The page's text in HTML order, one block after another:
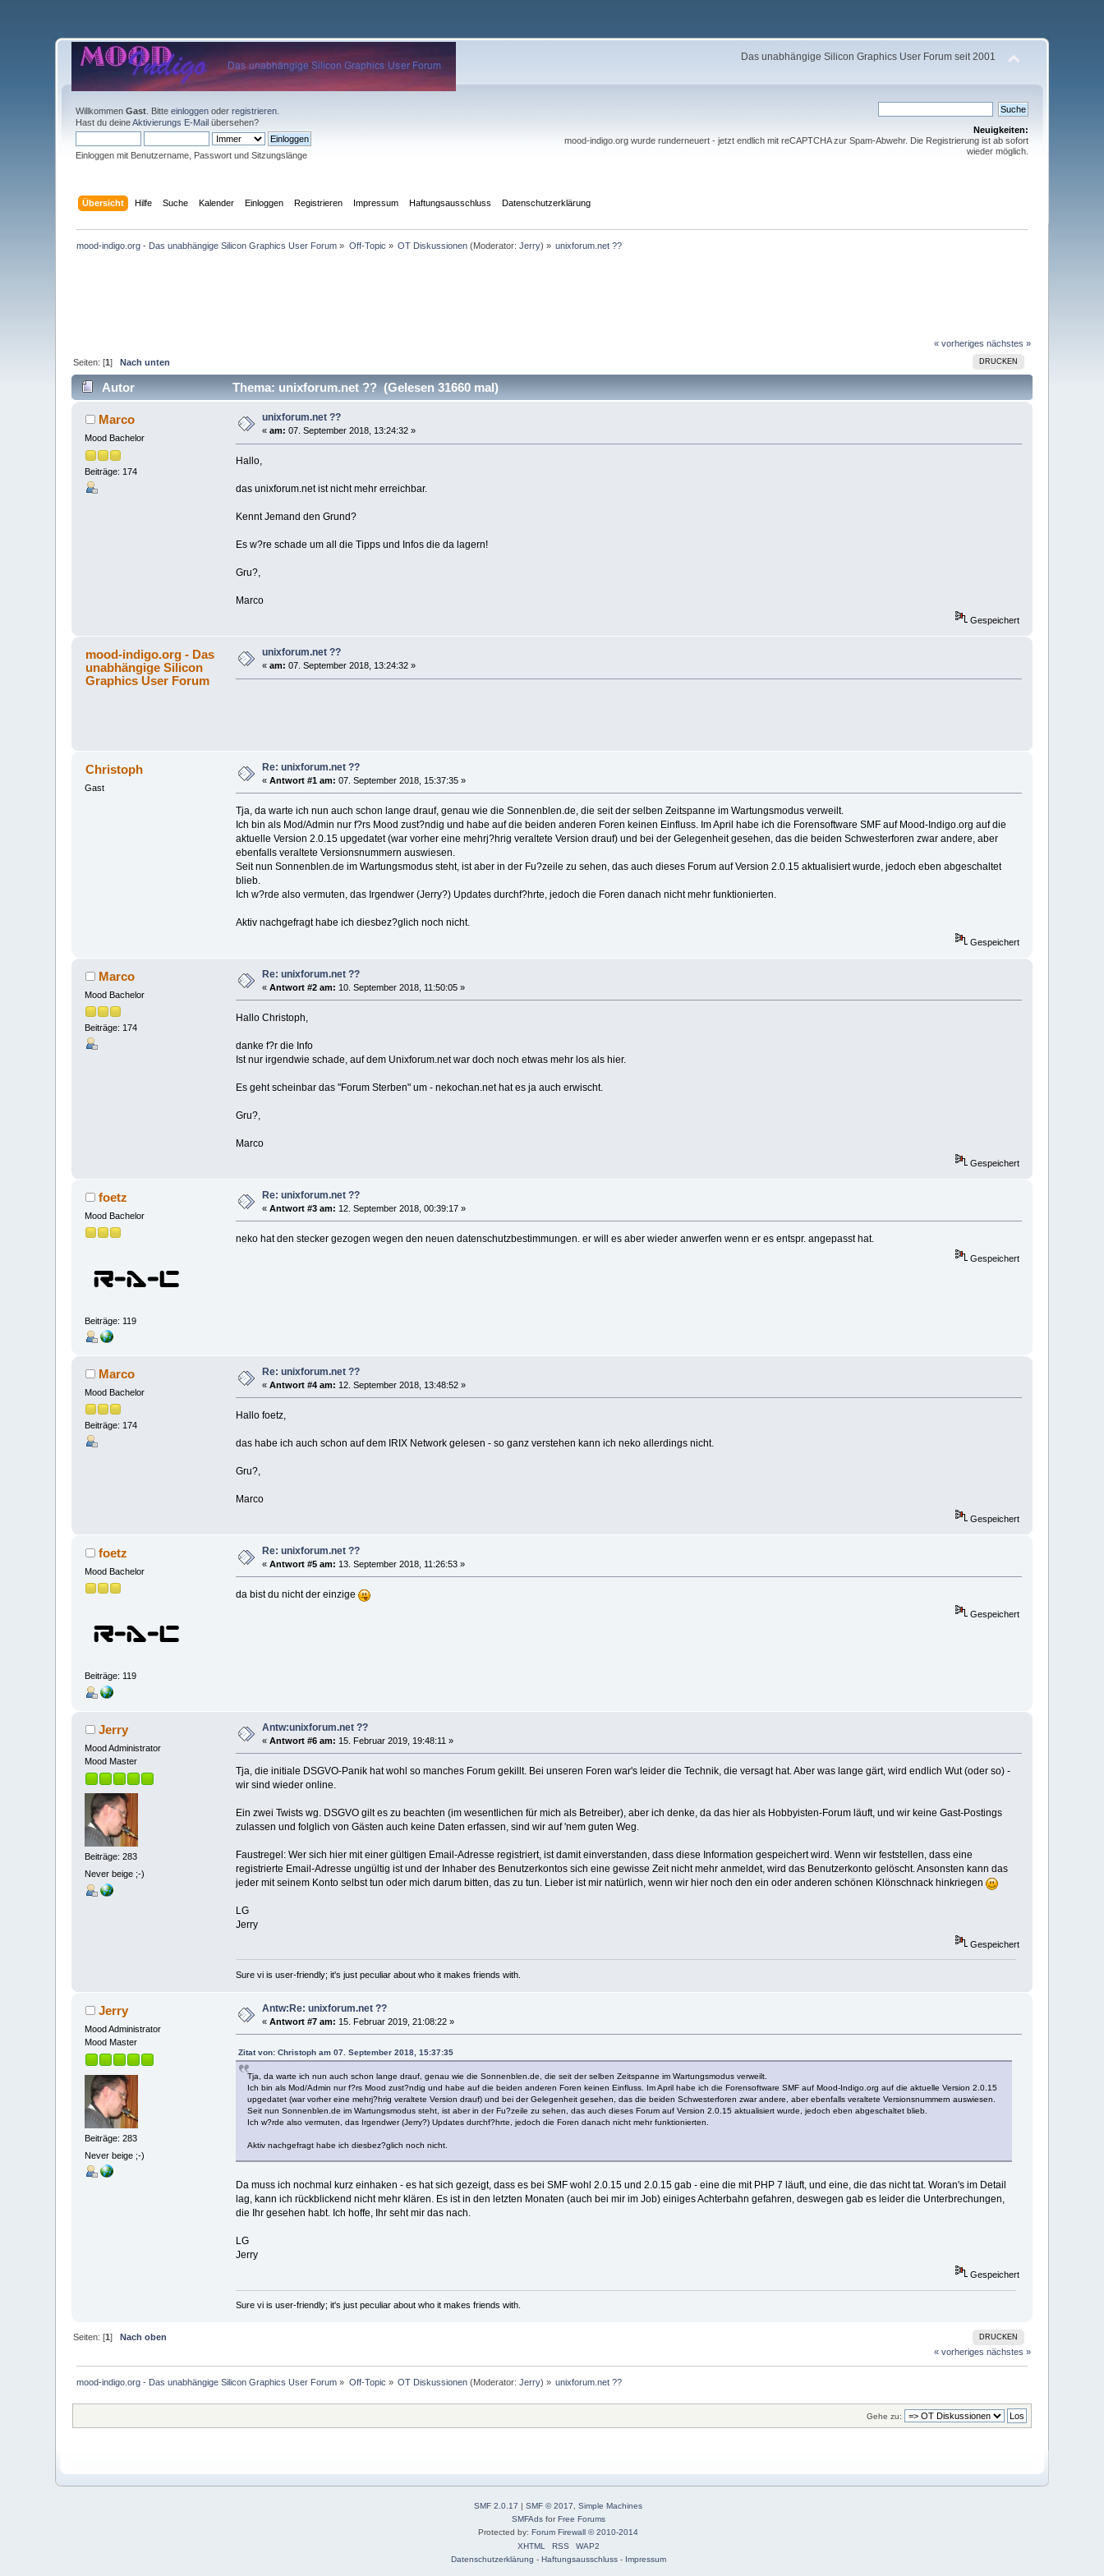
Das unabhängige Silicon Graphics User Forum seit 2001
WillkommenGast . Bitteeinloggen oderregistrieren
Hast du deineAktivierungs E-Mail übersehen?
Einloggen mit Benutzername, Passwort und Sitzungslänge
Neuigkeiten:
mood-indigo.org wurde runderneuert - jetzt endlich mit reCAPTCHA zur Spam-Abwehr. Die Registrierung ist ab sofort
wieder möglich.
Übersicht Hilfe Suche Kalender Einloggen Registrieren Impressum Haftungsausschluss Datenschutzerklärung
mood-indigo.org - Das unabhängige Silicon Graphics User Forum » Off-Topic » OT Diskussionen (Moderator:Jerry) » unixforum.net ??
« vorheriges nächstes »
DRUCKEN
Seiten: [1]Nach unten
Autor Thema: unixforum.net ?? (Gelesen 31660 mal)
Marco
Mood Bachelor
Beiträge: 174
unixforum.net ??
«am: 07. September 2018, 13:24:32 »
Hallo,
das unixforum.net ist nicht mehr erreichbar.
Kennt Jemand den Grund?
Es w?re schade um all die Tipps und Infos die da lagern!
Gru?,
Marco
Gespeichert
mood-indigo.org - Das
unabhängige Silicon
Graphics User Forum
unixforum.net ??
«am: 07. September 2018, 13:24:32 »
Christoph
Gast
Re: unixforum.net ??
«Antwort #1 am: 07. September 2018, 15:37:35 »
Tja, da warte ich nun auch schon lange drauf, genau wie die Sonnenblen.de, die seit der selben Zeitspanne im Wartungsmodus verweilt.
Ich bin als Mod/Admin nur f?rs Mood zust?ndig und habe auf die beiden anderen Foren keinen Einfluss. Im April habe ich die Forensoftware SMF auf Mood-Indigo.org auf die
aktuelle Version 2.0.15 upgedatet (war vorher eine mehrj?hrig veraltete Version drauf) und bei der Gelegenheit gesehen, das die beiden Schwesterforen zwar andere, aber
ebenfalls veraltete Versionsnummern auswiesen.
Seit nun Sonnenblen.de im Wartungsmodus steht, ist aber in der Fu?zeile zu sehen, das auch dieses Forum auf Version 2.0.15 aktualisiert wurde, jedoch eben abgeschaltet
blieb.
Ich w?rde also vermuten, das Irgendwer (Jerry?) Updates durchf?hrte, jedoch die Foren danach nicht mehr funktionierten.
Aktiv nachgefragt habe ich diesbez?glich noch nicht.
Gespeichert
Marco
Mood Bachelor
Beiträge: 174
Re: unixforum.net ??
«Antwort #2 am: 10. September 2018, 11:50:05 »
Hallo Christoph,
danke f?r die Info
Ist nur irgendwie schade, auf dem Unixforum.net war doch noch etwas mehr los als hier.
Es geht scheinbar das "Forum Sterben" um - nekochan.net hat es ja auch erwischt.
Gru?,
Marco
Gespeichert
foetz
Mood Bachelor
Beiträge: 119
Re: unixforum.net ??
«Antwort #3 am: 12. September 2018, 00:39:17 »
neko hat den stecker gezogen wegen den neuen datenschutzbestimmungen. er will es aber wieder anwerfen wenn er es entspr. angepasst hat.
Gespeichert
Marco
Mood Bachelor
Beiträge: 174
Re: unixforum.net ??
«Antwort #4 am: 12. September 2018, 13:48:52 »
Hallo foetz,
das habe ich auch schon auf dem IRIX Network gelesen - so ganz verstehen kann ich neko allerdings nicht.
Gru?,
Marco
Gespeichert
foetz
Mood Bachelor
Beiträge: 119
Re: unixforum.net ??
«Antwort #5 am: 13. September 2018, 11:26:53 »
da bist du nicht der einzige
Gespeichert
Jerry
Mood Administrator
Mood Master
Beiträge: 283
Never beige ;-)
Antw:unixforum.net ??
«Antwort #6 am: 15. Februar 2019, 19:48:11 »
Tja, die initiale DSGVO-Panik hat wohl so manches Forum gekillt. Bei unseren Foren war's leider die Technik, die versagt hat. Aber was lange gärt, wird endlich Wut (oder so) -
wir sind wieder online.
Ein zwei Twists wg. DSGVO gilt es zu beachten (im wesentlichen für mich als Betreiber), aber ich denke, da das hier als Hobbyisten-Forum läuft, und wir keine Gast-Postings
zulassen und folglich von Gästen auch keine Daten erfassen, sind wir auf 'nem guten Weg.
Faustregel: Wer sich hier mit einer gültigen Email-Adresse registriert, ist damit einverstanden, dass diese Information gespeichert wird. Wenn wir feststellen, dass eine
registrierte Email-Adresse ungültig ist und der Inhaber des Benutzerkontos sich eine gewisse Zeit nicht mehr anmeldet, wird das Benutzerkonto gelöscht. Ansonsten kann das
jeder mit seinem Konto selbst tun oder mich darum bitten, das zu tun. Lieber ist mir natürlich, wenn wir hier noch den ein oder anderen schönen Klönschnack hinkriegen
LG
Jerry
Gespeichert
Sure vi is user-friendly; it's just peculiar about who it makes friends with.
Jerry
Mood Administrator
Mood Master
Beiträge: 283
Never beige ;-)
Antw:Re: unixforum.net ??
«Antwort #7 am: 15. Februar 2019, 21:08:22 »
Zitat von: Christoph am 07. September 2018, 15:37:35
Tja, da warte ich nun auch schon lange drauf, genau wie die Sonnenblen.de, die seit der selben Zeitspanne im Wartungsmodus verweilt.
Ich bin als Mod/Admin nur f?rs Mood zust?ndig und habe auf die beiden anderen Foren keinen Einfluss. Im April habe ich die Forensoftware SMF auf Mood-Indigo.org auf die aktuelle Version 2.0.15
upgedatet (war vorher eine mehrj?hrig veraltete Version drauf) und bei der Gelegenheit gesehen, das die beiden Schwesterforen zwar andere, aber ebenfalls veraltete Versionsnummern auswiesen.
Seit nun Sonnenblen.de im Wartungsmodus steht, ist aber in der Fu?zeile zu sehen, das auch dieses Forum auf Version 2.0.15 aktualisiert wurde, jedoch eben abgeschaltet blieb.
Ich w?rde also vermuten, das Irgendwer (Jerry?) Updates durchf?hrte, jedoch die Foren danach nicht mehr funktionierten.
Aktiv nachgefragt habe ich diesbez?glich noch nicht.
Da muss ich nochmal kurz einhaken - es hat sich gezeigt, dass es bei SMF wohl 2.0.15 und 2.0.15 gab - eine die mit PHP 7 läuft, und eine, die das nicht tat. Woran's im Detail
lag, kann ich rückblickend nicht mehr klären. Es ist in den letzten Monaten (auch bei mir im Job) einiges Achterbahn gefahren, deswegen gab es leider die Unterbrechungen,
die Ihr gesehen habt. Ich hoffe, Ihr seht mir das nach.
LG
Jerry
Gespeichert
Sure vi is user-friendly; it's just peculiar about who it makes friends with.
DRUCKEN
Seiten: [1]
Nach oben
« vorheriges nächstes »
mood-indigo.org - Das unabhängige Silicon Graphics User Forum » Off-Topic » OT Diskussionen (Moderator:Jerry) » unixforum.net ??
Gehe zu:
SMF 2.0.17 | SMF © 2017, Simple Machines
SMFAdsforFree Forums
Protected by: Forum Firewall © 2010-2014
XHTML
RSS
WAP2
Datenschutzerklärung - Haftungsausschluss- Impressum